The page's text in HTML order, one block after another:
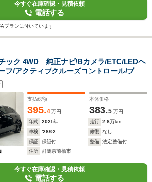
今すぐ在庫確認・見積依頼
電話する
プランに付いています
ック 4WD 純正ナビ/Bカメラ/ETC/LEDヘ
フ/アクティブクルーズコントロール/ブラ
ー/
支払総額
395.4 万円
本体価格
383.5 万円
年式
2021年 走行 2.8万km
車検
'28/02 修復
なし
保証
保証付 整備
法定整備付
住所
群馬県前橋市
今すぐ在庫確認・見積依頼
電話する